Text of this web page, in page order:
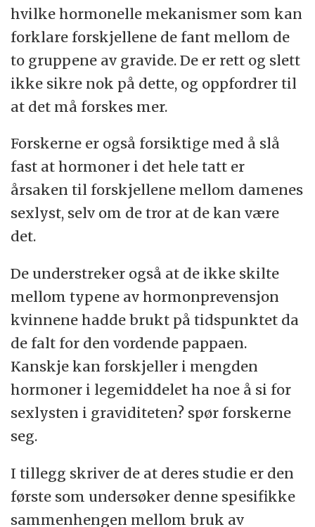
hvilke hormonelle mekanismer som kan
forklare forskjellene de fant mellom de
to gruppene av gravide. De er rett og slett
ikke sikre nok på dette, og oppfordrer til
at det må forskes mer.
Forskerne er også forsiktige med å slå
fast at hormoner i det hele tatt er
årsaken til forskjellene mellom damenes
sexlyst, selv om de tror at de kan være
det.
De understreker også at de ikke skilte
mellom typene av hormonprevensjon
kvinnene hadde brukt på tidspunktet da
de falt for den vordende pappaen.
Kanskje kan forskjeller i mengden
hormoner i legemiddelet ha noe å si for
sexlysten i graviditeten? spør forskerne
seg.
I tillegg skriver de at deres studie er den
første som undersøker denne spesifikke
sammenhengen mellom bruk av